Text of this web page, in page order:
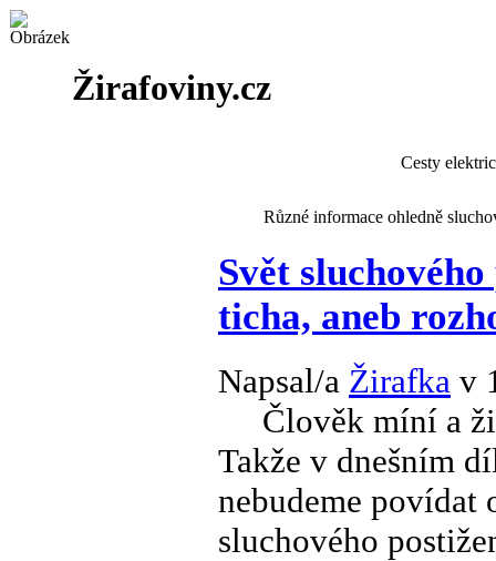
Žirafoviny.cz
Cesty
Různé informace ohledně
Svět
ticha, aneb
Napsal/a Žirafka v
Člověk míní a
Takže v dnešním
nebudeme povídat
sluchového